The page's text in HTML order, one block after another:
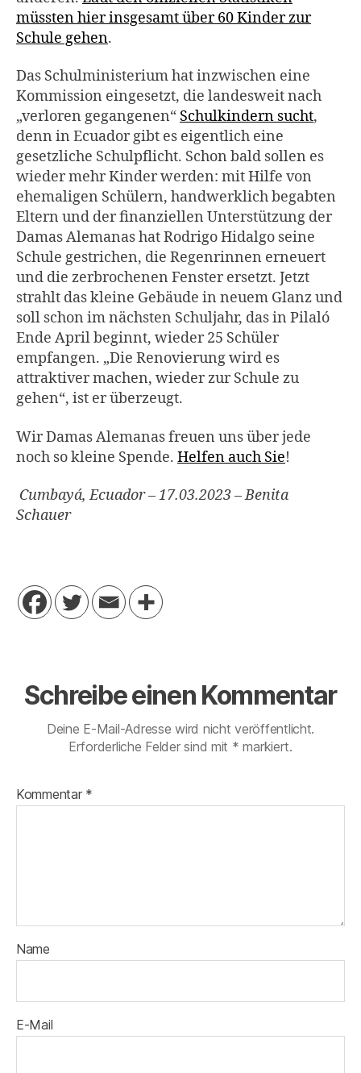
müssten hier insgesamt über 60 Kinder zur
Schule gehen.
Das Schulministerium hat inzwischen eine
Kommission eingesetzt, die landesweit nach
„verloren gegangenen“ Schulkindern sucht,
denn in Ecuador gibt es eigentlich eine
gesetzliche Schulpflicht. Schon bald sollen es
wieder mehr Kinder werden: mit Hilfe von
ehemaligen Schülern, handwerklich begabten
Eltern und der finanziellen Unterstützung der
Damas Alemanas hat Rodrigo Hidalgo seine
Schule gestrichen, die Regenrinnen erneuert
und die zerbrochenen Fenster ersetzt. Jetzt
strahlt das kleine Gebäude in neuem Glanz und
soll schon im nächsten Schuljahr, das in Pilaló
Ende April beginnt, wieder 25 Schüler
empfangen. „Die Renovierung wird es
attraktiver machen, wieder zur Schule zu
gehen“, ist er überzeugt.
Wir Damas Alemanas freuen uns über jede
noch so kleine Spende. Helfen auch Sie!
Cumbayá, Ecuador – 17.03.2023 – Benita
Schauer
Schreibe einen Kommentar
Deine E-Mail-Adresse wird nicht veröffentlicht.
Erforderliche Felder sind mit * markiert.
Kommentar *
Name
E-Mail